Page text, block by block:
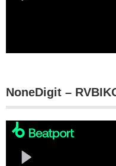
NoneDigit –